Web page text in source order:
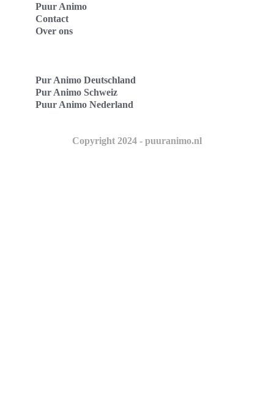
Puur Animo
Contact
Over ons
Pur Animo Deutschland
Pur Animo Schweiz
Puur Animo Nederland
Copyright 2024 - puuranimo.nl